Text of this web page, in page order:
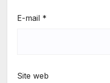
E-mail *
Site web